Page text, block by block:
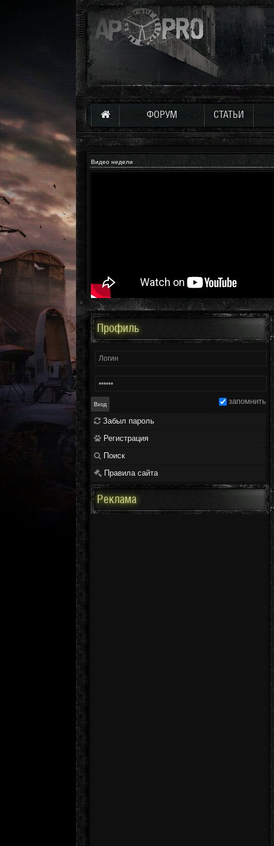
ФОРУМ СТАТЬИ
Видео недели
Профиль
запомнить
Забыл пароль
Регистрация
Поиск
Правила сайта
Реклама